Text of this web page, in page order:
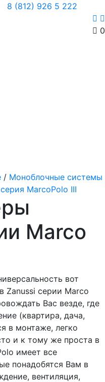
8 (812) 926 5 222
0
/ Моноблочные системы
серия MarcoPolo III
Marco
вот
Zanussi серии Marco
Вас везде, где
(квартира, дача,
в монтаже, легко
и к тому же проста в
имеет все
понадобятся Вам в
вентиляция,